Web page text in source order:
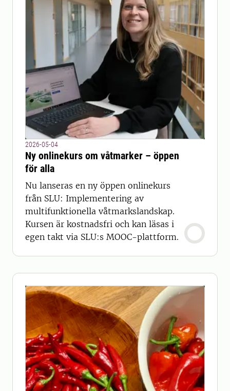
2026-05-04
Ny onlinekurs om våtmarker – öppen
för alla
Nu lanseras en ny öppen onlinekurs
från SLU: Implementering av
multifunktionella våtmarkslandskap.
Kursen är kostnadsfri och kan läsas i
egen takt via SLU:s MOOC-plattform.